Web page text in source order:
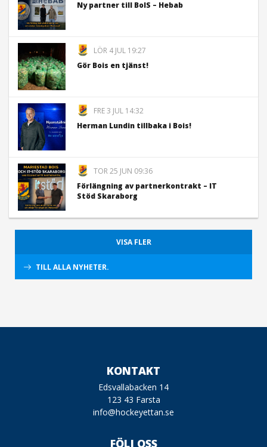
Ny partner till BoIS – Hebab
LÖR 4 JUL 19:27
Gör Bois en tjänst!
FRE 3 JUL 14:32
Herman Lundin tillbaka i Bois!
TOR 25 JUN 09:36
Förlängning av partnerkontrakt – IT
Stöd Skaraborg
VISA FLER
TILL ALLA NYHETER.
KONTAKT
Edsvallabacken 14
123 43 Farsta
info@hockeyettan.se
FÖLJ OSS